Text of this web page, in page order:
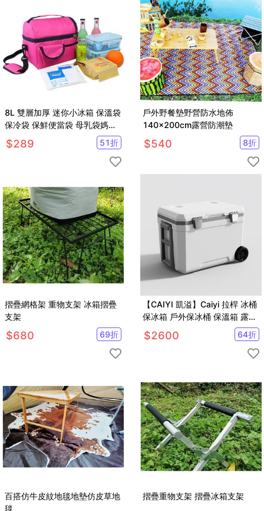
8L 雙層加厚 迷你小冰箱 保溫袋
保冷袋 保鮮便當袋 母乳袋媽咪
包登山露營【SV9591】
$289 51折
戶外野餐墊野營防水地佈
140x200cm露營防潮墊
$540 8折
摺疊網格架 重物支架 冰箱摺疊
支架
$680 69折
【CAIYI 凱溢】Caiyi 拉桿 冰桶
保冰箱 戶外保冰桶 保溫箱 露營
冰箱 車載冰箱釣魚冰箱
$2600 64折
百搭仿牛皮紋地毯地墊仿皮草地
毯
摺疊重物支架 摺疊冰箱支架